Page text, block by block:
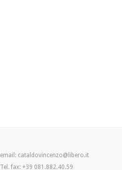
email: cataldovincenzo@libero.it
Tel. fax: +39 081.882.40.59